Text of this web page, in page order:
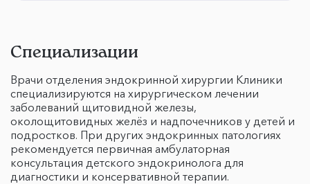
Специализации
Врачи отделения эндокринной хирургии Клиники
специализируются на хирургическом лечении
заболеваний щитовидной железы,
околощитовидных желёз и надпочечников у детей и
подростков. При других эндокринных патологиях
рекомендуется первичная амбулаторная
консультация детского эндокринолога для
диагностики и консервативной терапии.